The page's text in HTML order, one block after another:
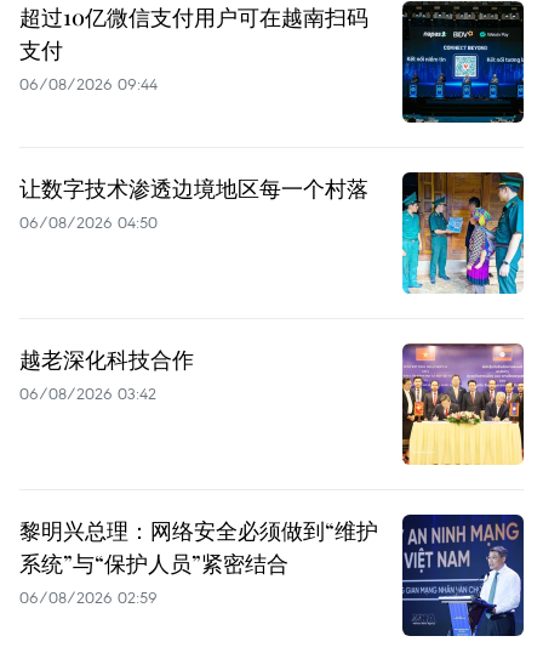
超过10亿微信支付用户可在越南扫码
支付
06/08/2026 09:44
让数字技术渗透边境地区每一个村落
06/08/2026 04:50
越老深化科技合作
06/08/2026 03:42
黎明兴总理：网络安全必须做到“维护
系统”与“保护人员”紧密结合
06/08/2026 02:59